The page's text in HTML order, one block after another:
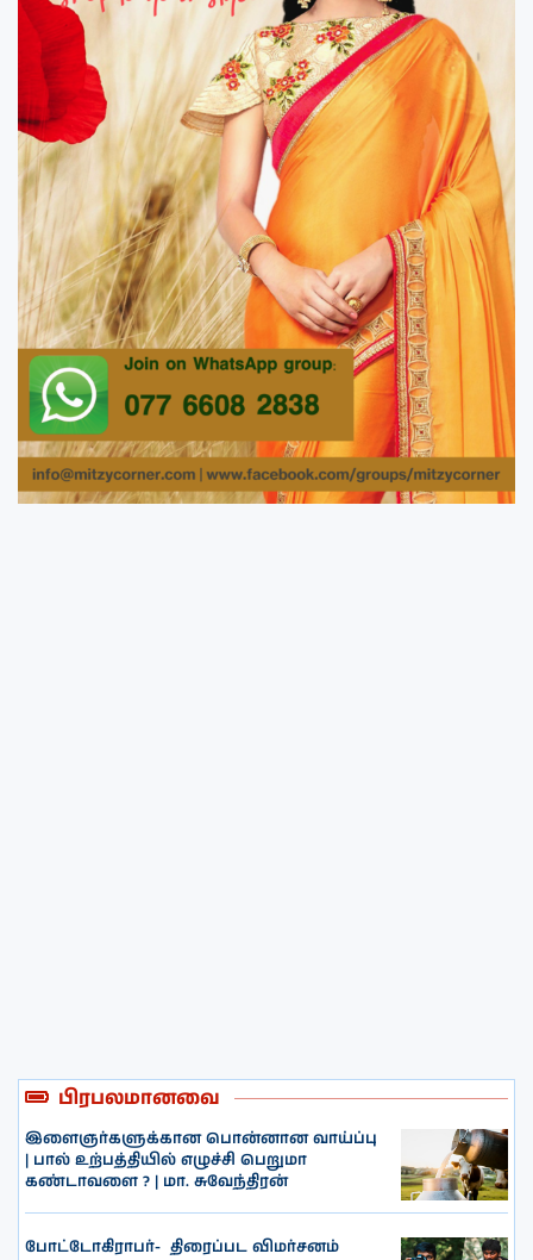
பிரபலமானவை
இளைஞர்களுக்கான பொன்னான வாய்ப்பு
| பால் உற்பத்தியில் எழுச்சி பெறுமா
கண்டாவளை ? | மா. சுவேந்திரன்
போட்டோகிராபர்- ‌ திரைப்பட விமர்சனம்